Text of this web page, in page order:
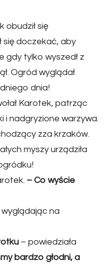
obudził się
się doczekać, aby
gdy tylko wyszedł z
Ogród wyglądał
dnia!
Karotek, patrząc
i nadgryzione warzywa.
zza krzaków.
myszy urządziła
– Co wyście
wyglądając na
– powiedziała
bardzo głodni, a